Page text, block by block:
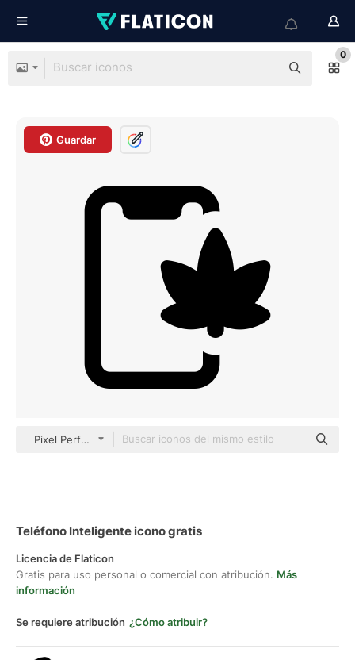
0
Guardar
Pixel Perfect Filled
Teléfono Inteligente icono gratis
Licencia de Flaticon
Gratis para uso personal o comercial con atribución. Más
información
Se requiere atribución ¿Cómo atribuir?